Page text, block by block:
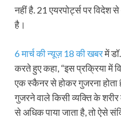
नहीं है. 21 एयरपोर्ट्स पर विदेश
है।
6 मार्च की न्यूज़ 18 की खबरमें
करते हुए कहा, “इस प्रक्रिया में
एक स्कैनर से होकर गुजरना होता
गुजरने वाले किसी व्यक्ति के शरीर
से अधिक पाया जाता है, तो ऐसे